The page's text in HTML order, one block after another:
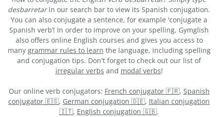
desbarretarin our search bar to view its Spanish conjugation.
You can also conjugate a sentence, for example 'conjugate a
Spanish verb’! In order to improve on your spelling, Gymglish
also offers online English courses and gives you access to
many grammar rules to learn the language, including spelling
and conjugation tips. Don't forget to check out our list of
irregular verbs and modal verbs!
Our online verb conjugators: French conjugator 🇫🇷, Spanish
conjugator 🇪🇸, German conjugation 🇩🇪, Italian conjugation
🇮🇹, English conjugation 🇬🇧.